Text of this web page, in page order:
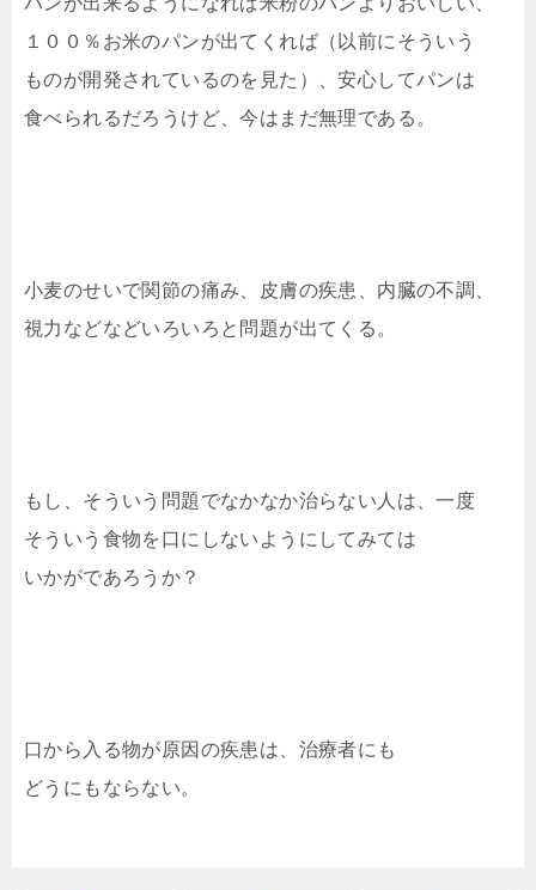
１００％お米のパンが出てくれば（以前にそういう
ものが開発されているのを見た）、安心してパンは
食べられるだろうけど、今はまだ無理である。
小麦のせいで関節の痛み、皮膚の疾患、内臓の不調、
視力などなどいろいろと問題が出てくる。
もし、そういう問題でなかなか治らない人は、一度
そういう食物を口にしないようにしてみては
いかがであろうか？
口から入る物が原因の疾患は、治療者にも
どうにもならない。